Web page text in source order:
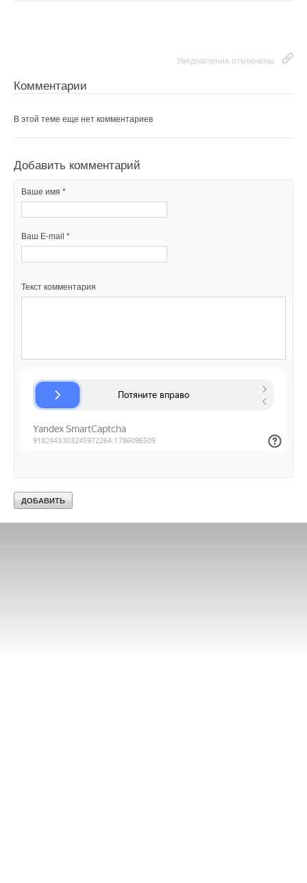
Уведомления отключены
Комментарии
В этой теме еще нет комментариев
Добавить комментарий
Ваше имя *
Ваш E-mail *
Текст комментария